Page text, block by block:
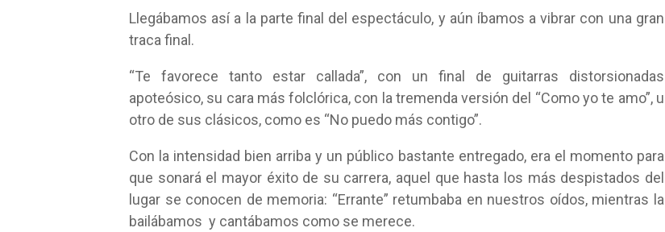
Llegábamos así a la parte final del espectáculo, y aún íbamos a vibrar con una gran
traca final.
“Te favorece tanto estar callada”, con un final de guitarras distorsionadas
apoteósico, su cara más folclórica, con la tremenda versión del “Como yo te amo”, u
otro de sus clásicos, como es “No puedo más contigo”.
Con la intensidad bien arriba y un público bastante entregado, era el momento para
que sonará el mayor éxito de su carrera, aquel que hasta los más despistados del
lugar se conocen de memoria: “Errante” retumbaba en nuestros oídos, mientras la
bailábamos y cantábamos como se merece.